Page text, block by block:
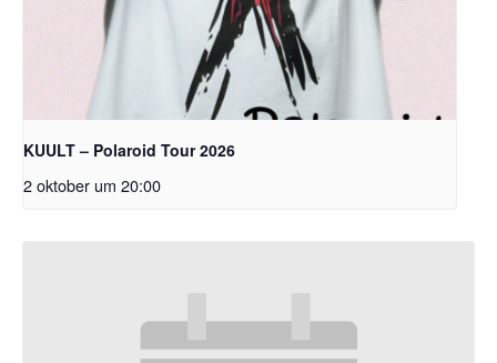
KUULT – Polaroid Tour 2026
2 oktober um 20:00